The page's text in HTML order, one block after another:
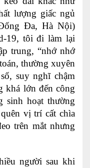
lượng giấc ngủ
Đa, Hà Nội)
19, tôi đi làm lại
trung, “nhớ nhớ
thường xuyên
suy nghĩ chậm
khá lớn đến công
sinh hoạt thường
vị trí cất chìa
trên mắt nhưng
người sau khi